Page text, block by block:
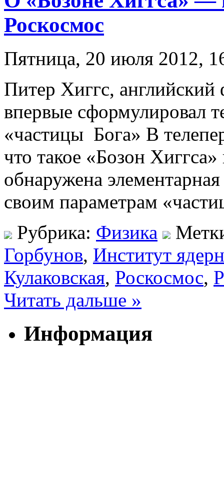
Роскосмос
Пятница, 20 июля 2012,
Питер Хиггс, английский
впервые сформулировал
«частицы Бога» В
что такое «Бозон
обнаружена
своим параметрам
Рубрика: Физика
Горбунов, Институт
Кулаковская, Роскосмос,
Читать дальше »
Информация